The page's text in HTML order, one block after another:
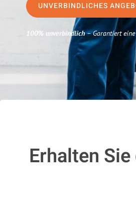
UNVERBINDLICHES
100% unverbindlich– Garantiert
Erhalten Sie